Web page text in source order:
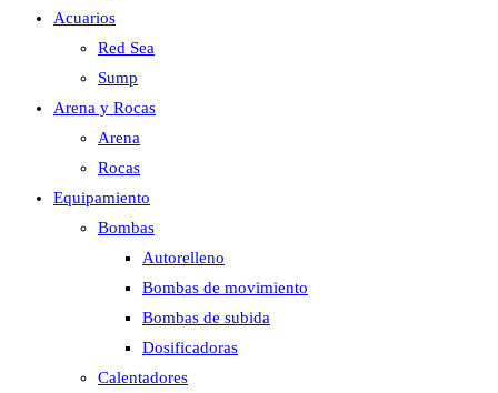
Acuarios
Red Sea
Sump
Arena y Rocas
Arena
Rocas
Equipamiento
Bombas
Autorelleno
Bombas de movimiento
Bombas de subida
Dosificadoras
Calentadores